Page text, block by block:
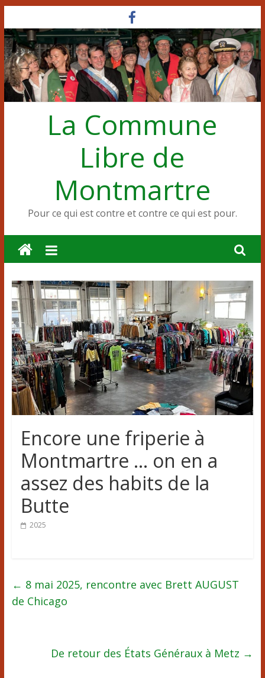
au
contenu
La Commune
Libre de
Montmartre
Pour ce qui est contre et contre ce qui est pour.
Encore une friperie à
Montmartre … on en a
assez des habits de la
Butte
2025
← 8 mai 2025, rencontre avec Brett AUGUST
de Chicago
De retour des États Généraux à Metz →